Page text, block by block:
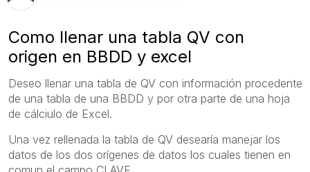
Como llenar una tabla QV con
origen en BBDD y excel
Deseo llenar una tabla de QV con información procedente
de una tabla de una BBDD y por otra parte de una hoja
de cálciulo de Excel.
Una vez rellenada la tabla de QV desearía manejar los
datos de los dos orígenes de datos los cuales tienen en